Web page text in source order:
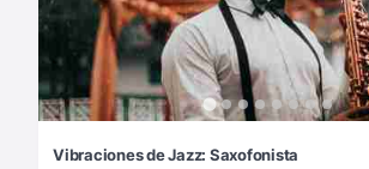
Vibraciones de Jazz: Saxofonista